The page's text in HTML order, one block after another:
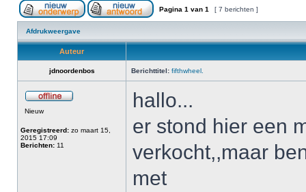
Pagina 1 van 1 [ 7 berichten ]
Afdrukweergave
Auteur
jdnoordenbos Berichttitel: fifthwheel.
Nieuw
Geregistreerd: zo maart 15,
2015 17:09
Berichten: 11
hallo...
er stond hier een
verkocht,,maar
met